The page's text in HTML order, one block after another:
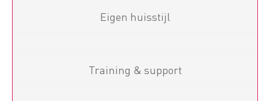
Eigen huisstijl
Training & support